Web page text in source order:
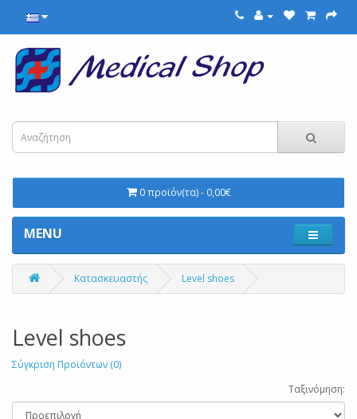
0 προϊόν(τα) - 0,00€
MENU
Κατασκευαστής Level shoes
Level shoes
Σύγκριση Προϊόντων (0)
Ταξινόμηση: